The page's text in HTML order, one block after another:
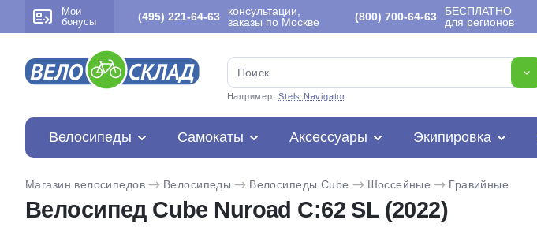
Мои
бонусы
(495) 221-64-63
консультации,
заказы по Москве
(800) 700-64-63
БЕСПЛАТНО
для регионов
Например:Stels Navigator
Велосипеды Самокаты Аксессуары Экипировка
Магазин велосипедов Велосипеды Велосипеды Cube Шоссейные Гравийные
Велосипед Cube Nuroad C:62 SL (2022)